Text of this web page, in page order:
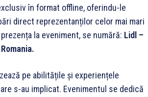
în format offline, oferindu-le
direct reprezentanților celor mai mari
la eveniment, se numără: Lidl –
Romania.
pe abilitățile și experiențele
s-au implicat. Evenimentul se dedică